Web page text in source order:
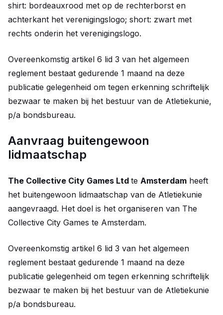
shirt: bordeauxrood met op de rechterborst en
achterkant het verenigingslogo; short: zwart met
rechts onderin het verenigingslogo.
Overeenkomstig artikel 6 lid 3 van het algemeen
reglement bestaat gedurende 1 maand na deze
publicatie gelegenheid om tegen erkenning schriftelijk
bezwaar te maken bij het bestuur van de Atletiekunie,
p/a bondsbureau.
Aanvraag buitengewoon
lidmaatschap
The Collective City Games Ltd te Amsterdam heeft
het buitengewoon lidmaatschap van de Atletiekunie
aangevraagd. Het doel is het organiseren van The
Collective City Games te Amsterdam.
Overeenkomstig artikel 6 lid 3 van het algemeen
reglement bestaat gedurende 1 maand na deze
publicatie gelegenheid om tegen erkenning schriftelijk
bezwaar te maken bij het bestuur van de Atletiekunie
p/a bondsbureau.